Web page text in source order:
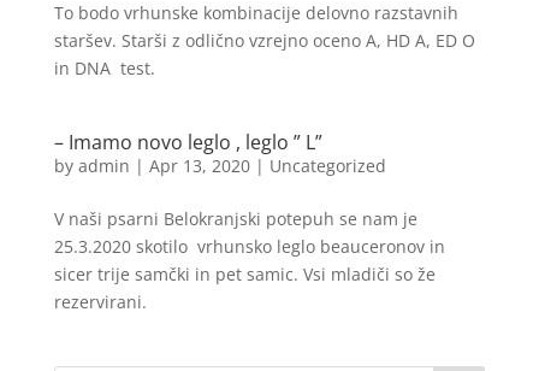
To bodo vrhunske kombinacije delovno razstavnih
staršev. Starši z odlično vzrejno oceno A, HD A, ED O
in DNA test.
– Imamo novo leglo , leglo ” L”
by admin | Apr 13, 2020| Uncategorized
V naši psarni Belokranjski potepuh se nam je
25.3.2020 skotilo vrhunsko leglo beauceronov in
sicer trije samčki in pet samic. Vsi mladiči so že
rezervirani.